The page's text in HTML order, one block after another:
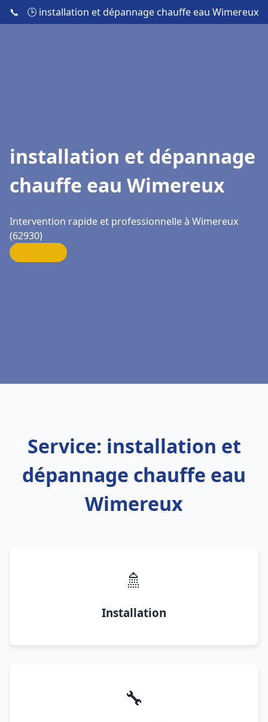
📞 🕒 installation et dépannage chauffe eau Wimereux
installation et dépannage
chauffe eau Wimereux
Intervention rapide et professionnelle à Wimereux
(62930)
Service: installation et
dépannage chauffe eau
Wimereux
🚿
Installation
🔧